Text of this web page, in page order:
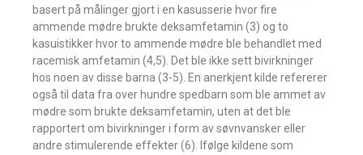
basert på målinger gjort i en kasusserie hvor fire
ammende mødre brukte deksamfetamin (3) og to
kasuistikker hvor to ammende mødre ble behandlet med
racemisk amfetamin (4,5). Det ble ikke sett bivirkninger
hos noen av disse barna (3-5). En anerkjent kilde refererer
også til data fra over hundre spedbarn som ble ammet av
mødre som brukte deksamfetamin, uten at det ble
rapportert om bivirkninger i form av søvnvansker eller
andre stimulerende effekter (6). Ifølge kildene som